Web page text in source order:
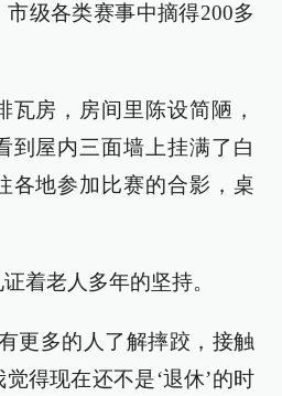
级各类赛事中摘得200多
瓦房，房间里陈设简陋，
到屋内三面墙上挂满了白
各地参加比赛的合影，桌
着老人多年的坚持。
更多的人了解摔跤，接触
得现在还不是‘退休’的时